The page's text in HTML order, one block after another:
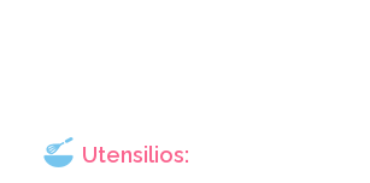
Utensilios: